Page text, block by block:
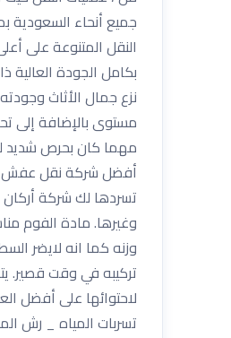
جميع أنحاء السعودية
النقل المتنوعة
بكامل الجودة
نزع جمال الأثاث
مستوى بالإضافة إلى
مهما كان بحرص شديد
تسردها لك شركة أركان
وغيرها. مادة الفوم
وزنه كما انه لايضر
تركيبه في وقت قصير.
لاحتوائها على أفضل
تسربات المياه _ رش